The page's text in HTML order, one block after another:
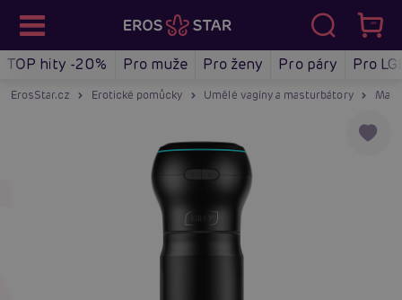
TOP hity -20% Pro muže Pro ženy Pro páry Pro
ErosStar.cz Erotické pomůcky Umělé vagíny a masturbátory